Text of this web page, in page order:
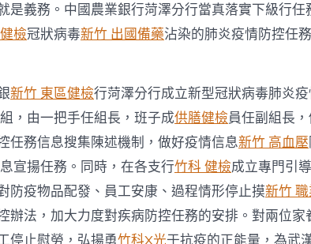
減
重
好
防
控
戰〉
中
是義務。中國農業銀行菏澤分行當真落實下級行任
檢冠狀病毒新竹 出國備藥沾染的肺炎疫情防控任
新竹 東區健檢行菏澤分行成立新型冠狀病毒肺炎疫
組，由一把手任組長，班子成供膳健檢員任副組長
任務信息搜集陳述機制，做好疫情信息新竹 高血壓
息宣揚任務。同時，在各支行竹科 健檢成立專門引
防疫物品配發、員工安康、過程情形停止摸新竹
辦法，加大力度對疾病防控任務的安排。對兩位家
停止慰勞，弘揚勇竹科X光于抗疫的正能量，為武